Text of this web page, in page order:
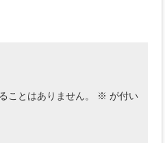
ことはありません。 ※ が付い